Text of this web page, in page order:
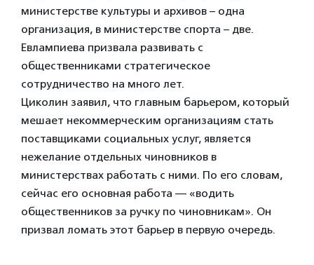
министерстве культуры и архивов – одна
организация, в министерстве спорта – две.
Евлампиева призвала развивать с
общественниками стратегическое
сотрудничество на много лет.
Циколин заявил, что главным барьером, который
мешает некоммерческим организациям стать
поставщиками социальных услуг, является
нежелание отдельных чиновников в
министерствах работать с ними. По его словам,
сейчас его основная работа — «водить
общественников за ручку по чиновникам». Он
призвал ломать этот барьер в первую очередь.